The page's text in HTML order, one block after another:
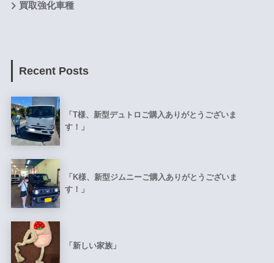
買取強化車種
Recent Posts
「T様、新型デュトロご購入ありがとうございま
す！」
「K様、新型ジムニーご購入ありがとうございま
す！」
「新しい家族」